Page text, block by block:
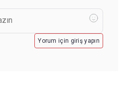
Yorum için giriş yapın